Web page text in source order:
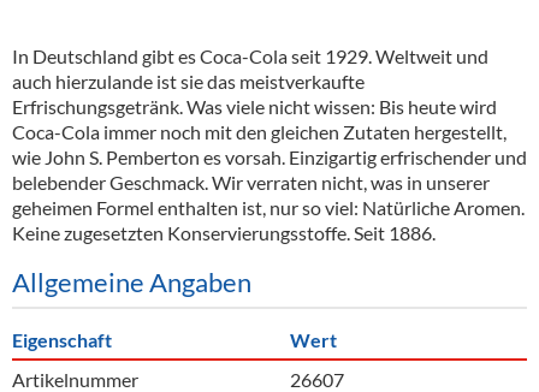
In Deutschland gibt esCoca-Colaseit 1929. Weltweit und
auch hierzulande ist sie das meistverkaufte
Erfrischungsgetränk. Was viele nicht wissen: Bis heute wird
Coca-Cola immer noch mit den gleichen Zutaten hergestellt,
wie John S. Pemberton es vorsah. Einzigartig erfrischender und
belebender Geschmack. Wir verraten nicht, was in unserer
geheimen Formel enthalten ist, nur so viel: Natürliche Aromen.
Keine zugesetzten Konservierungsstoffe. Seit 1886.
Allgemeine Angaben
Eigenschaft
Wert
Artikelnummer
26607